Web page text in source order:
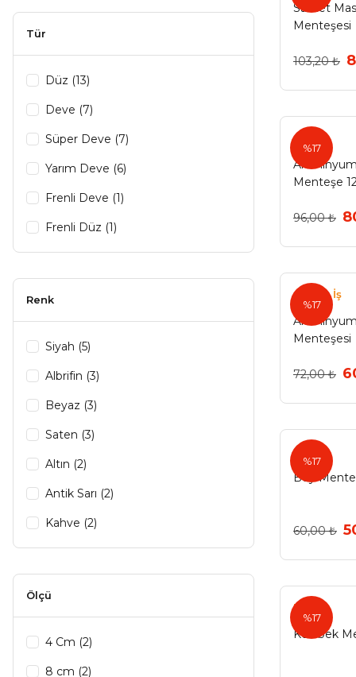
Odak (1)
Talent (1)
Thesso (1)
Tür
Düz (13)
Deve (7)
Süper Deve (7)
Yarım Deve (6)
Frenli Deve (1)
Frenli Düz (1)
Renk
Siyah (5)
Albrifin (3)
Beyaz (3)
Saten (3)
Altın (2)
Antik Sarı (2)
Kahve (2)
Krom (2)
Matsiyah-kısa (2)
Matsiyah-uzun (2)
Ölçü
4 Cm (2)
8 cm (2)
Samet
Menteşesi
103,20 ₺
%17
Menteşe
96,00 ₺
%17
Güven İş
Menteşesi
72,00 ₺
%17
Boy
60,00 ₺
%17
Nobel
Kelebek